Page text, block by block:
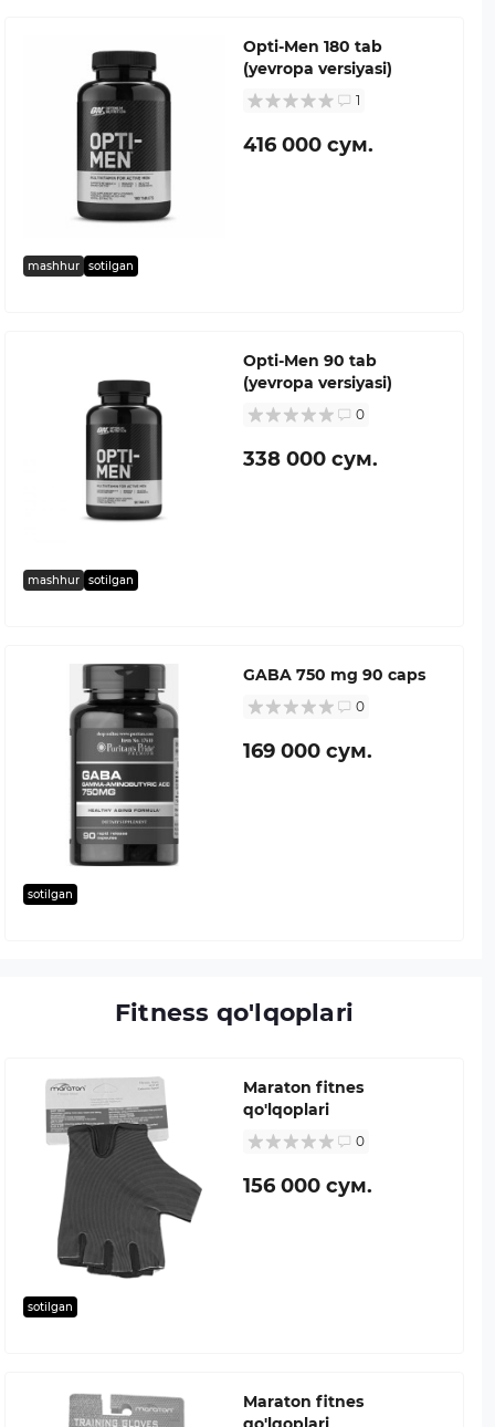
mashhur sotilgan
Opti-Men 180 tab
(yevropa versiyasi)
1
416 000 сум.
mashhur sotilgan
Opti-Men 90 tab
(yevropa versiyasi)
0
338 000 сум.
sotilgan
GABA 750 mg 90 caps
0
169 000 сум.
Fitness qo'lqoplari
sotilgan
Maraton fitnes
qo'lqoplari
0
156 000 сум.
Maraton fitnes